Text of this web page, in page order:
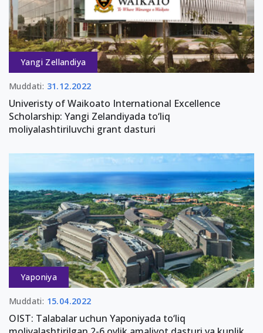
Yangi Zellandiya
Muddati: 31.12.2022
Univeristy of Waikoato International Excellence
Scholarship: Yangi Zelandiyada to‘liq
moliyalashtiriluvchi grant dasturi
Yaponiya
Muddati: 15.04.2022
OIST: Talabalar uchun Yaponiyada to‘liq